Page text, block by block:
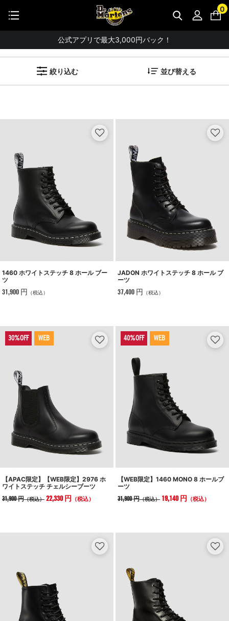
0
【お知らせ】佐川急便：熊本地震にともなう配送への影響について
STUDENT DISCOUNTで5%OFF！
公式アプリで最大3,000円バック！
【重要】パスワード再設定のお願い
【重要なお知らせ】偽サイトにご注意ください。
ドクターマーチン製品のコピー品にご注意ください。
ドクターマーチン公式アプリをダウンロード！
11,000円以上で送料無料・サイズ交換無料
すべてのブーツ（メンズ）
(88アイテム)
絞り込む 並び替える
1460 ホワイトステッチ 8 ホール ブー
ツ
31,900 円 （税込）
JADON ホワイトステッチ 8 ホール ブ
ーツ
37,400 円 （税込）
WEB
【APAC限定】【WEB限定】2976 ホ
ワイトステッチ チェルシーブーツ
31,900 円（税込） 22,330 円 （税込）
WEB
【WEB限定】1460 MONO 8 ホールブ
ーツ
31,900 円（税込） 19,140 円 （税込）